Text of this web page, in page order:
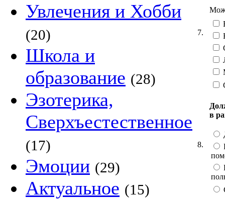
Увлечения и Хобби
(20)
Школа и
образование (28)
Эзотерика,
Сверхъестественное
(17)
Эмоции (29)
Актуальное (15)
7.
8.
в